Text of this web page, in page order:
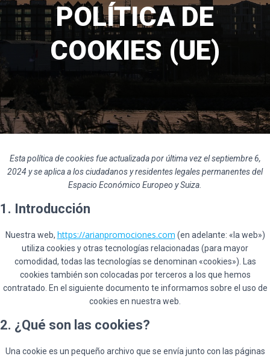
POLÍTICA DE
COOKIES (UE)
Esta política de cookies fue actualizada por última vez el septiembre 6,
2024 y se aplica a los ciudadanos y residentes legales permanentes del
Espacio Económico Europeo y Suiza.
1. Introducción
Nuestra web, https://arianpromociones.com (en adelante: «la web»)
utiliza cookies y otras tecnologías relacionadas (para mayor
comodidad, todas las tecnologías se denominan «cookies»). Las
cookies también son colocadas por terceros a los que hemos
contratado. En el siguiente documento te informamos sobre el uso de
cookies en nuestra web.
2. ¿Qué son las cookies?
Una cookie es un pequeño archivo que se envía junto con las páginas